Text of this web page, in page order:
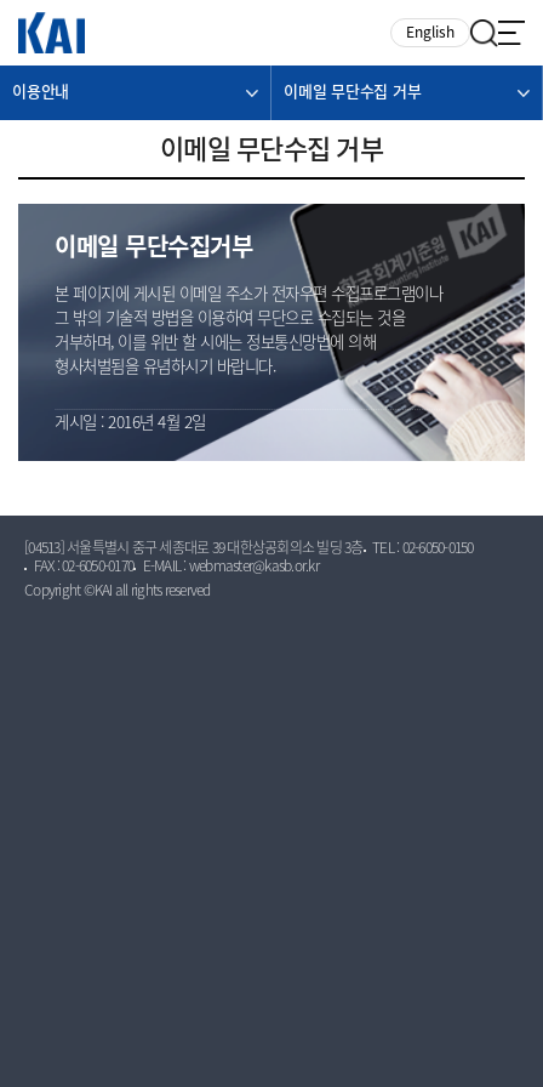
English
이용안내 이메일 무단수집 거부
이메일 무단수집 거부
이메일 무단수집거부
본 페이지에 게시된 이메일 주소가 전자우편 수집프로그램이나
그 밖의 기술적 방법을 이용하여 무단으로 수집되는 것을
거부하며, 이를 위반 할 시에는 정보통신망법에 의해
형사처벌됨을 유념하시기 바랍니다.
게시일 : 2016년 4월 2일
[04513] 서울특별시 중구 세종대로 39 대한상공회의소 빌딩 3층 TEL : 02-6050-0150
FAX : 02-6050-0170
E-MAIL : webmaster@kasb.or.kr
Copyright ©KAI all rights reserved